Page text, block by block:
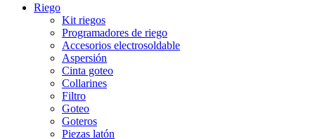
Riego
Kit riegos
Programadores de riego
Accesorios electrosoldable
Aspersión
Cinta goteo
Collarines
Filtro
Goteo
Goteros
Piezas latón